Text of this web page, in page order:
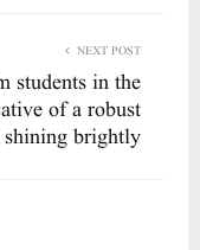
NEXT POST
students in the
of a robust
shining brightly